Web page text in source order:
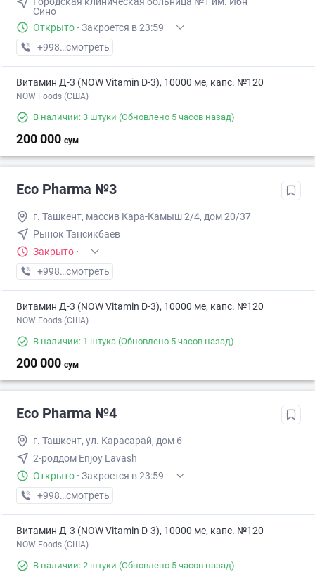
Сино
Открыто · Закроется в 23:59
+998 (71) XXX-XX-XX
смотреть
Витамин Д-3 (NOW Vitamin D-3), 10000 ме, капс. №120
NOW Foods (США)
В наличии: 3 штуки (Обновлено 5 часов назад)
200 000 сум
Eco Pharma №3
г. Ташкент, массив Кара-Камыш 2/4, дом 20/37
Рынок Тансикбаев
Закрыто ·
+998 (99) XXX-XX-XX
смотреть
Витамин Д-3 (NOW Vitamin D-3), 10000 ме, капс. №120
NOW Foods (США)
В наличии: 1 штука (Обновлено 5 часов назад)
200 000 сум
Eco Pharma №4
г. Ташкент, ул. Карасарай, дом 6
2-роддом Enjoy Lavash
Открыто · Закроется в 23:59
+998 (55) XXX-XX-XX
смотреть
Витамин Д-3 (NOW Vitamin D-3), 10000 ме, капс. №120
NOW Foods (США)
В наличии: 2 штуки (Обновлено 5 часов назад)